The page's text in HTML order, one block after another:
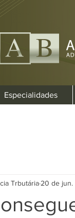
Especialidades
Trbutária 20 de jun.